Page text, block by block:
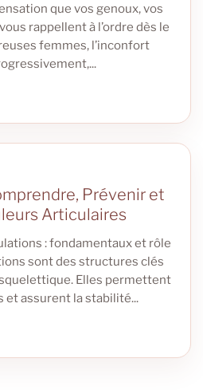
que vos genoux, vos
rappellent à l’ordre dès le
femmes, l’inconfort
Prévenir et
Articulaires
: fondamentaux et rôle
sont des structures clés
Elles permettent
et assurent la stabilité...